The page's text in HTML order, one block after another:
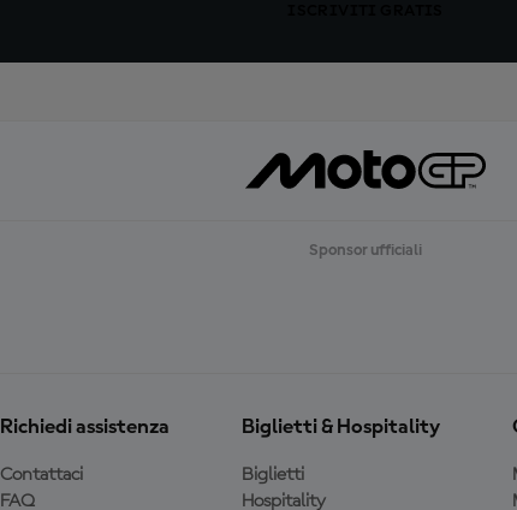
Sponsor ufficiali
Richiedi assistenza
Contattaci
FAQ
Biglietti & Hospitality
Biglietti
Hospitality